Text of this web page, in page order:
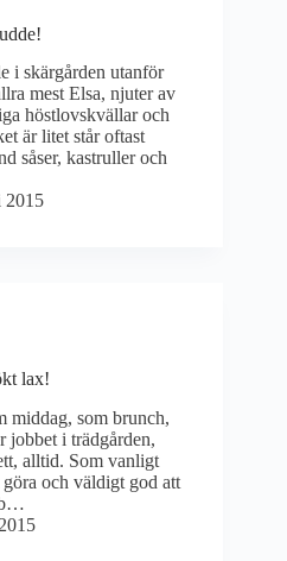
i skärgården utanför
mest Elsa, njuter av
höstlovskvällar och
är litet står oftast
såser, kastruller och
2015
lax!
middag, som brunch,
jobbet i trädgården,
alltid. Som vanligt
och väldigt god att